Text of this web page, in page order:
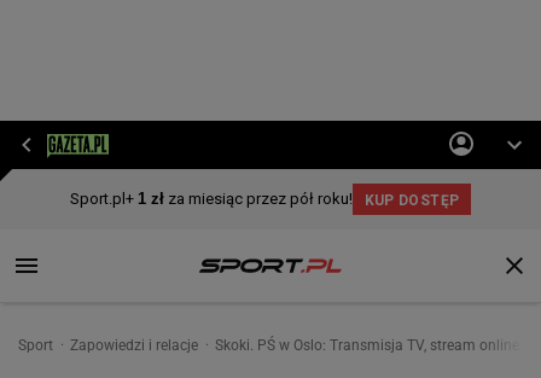
Sport Zapowiedzi i relacje Skoki. PŚ w Oslo: Transmisja TV, stream online